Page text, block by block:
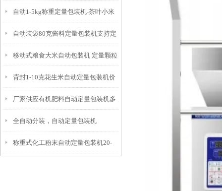
一体机
自动1-5kg称重定量包装机-茶叶小米
装袋设备
自动装袋80克酱料定量包装机支持定
制
移动式粮食大米自动包装机 定量颗粒
包装机价格
背封1-10克花生米自动定量包装机价
格厂家供应有机肥料自动定量包装机多
少钱
全自动分装，自动定量包装机
称重式化工粉末自动定量包装机20-